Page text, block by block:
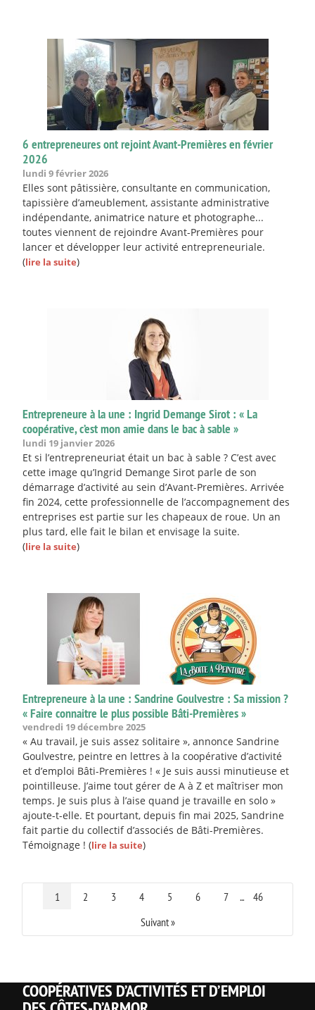
6 entrepreneures ont rejoint Avant-Premières en février
2026
lundi 9 février 2026
Elles sont pâtissière, consultante en communication,
tapissière d’ameublement, assistante administrative
indépendante, animatrice nature et photographe...
toutes viennent de rejoindre Avant-Premières pour
lancer et développer leur activité entrepreneuriale.
(lire la suite)
Entrepreneure à la une : Ingrid Demange Sirot : « La
coopérative, c’est mon amie dans le bac à sable »
lundi 19 janvier 2026
Et si l’entrepreneuriat était un bac à sable ? C’est avec
cette image qu’Ingrid Demange Sirot parle de son
démarrage d’activité au sein d’Avant-Premières. Arrivée
fin 2024, cette professionnelle de l’accompagnement des
entreprises est partie sur les chapeaux de roue. Un an
plus tard, elle fait le bilan et envisage la suite.
(lire la suite)
Entrepreneure à la une : Sandrine Goulvestre : Sa mission ?
« Faire connaitre le plus possible Bâti-Premières »
vendredi 19 décembre 2025
« Au travail, je suis assez solitaire », annonce Sandrine
Goulvestre, peintre en lettres à la coopérative d’activité
et d’emploi Bâti-Premières ! « Je suis aussi minutieuse et
pointilleuse. J’aime tout gérer de A à Z et maîtriser mon
temps. Je suis plus à l’aise quand je travaille en solo »
ajoute-t-elle. Et pourtant, depuis fin mai 2025, Sandrine
fait partie du collectif d’associés de Bâti-Premières.
Témoignage ! (lire la suite)
1 2 3 4 5 6 7 ...
46
Suivant »
COOPÉRATIVES D’ACTIVITÉS ET D’EMPLOI